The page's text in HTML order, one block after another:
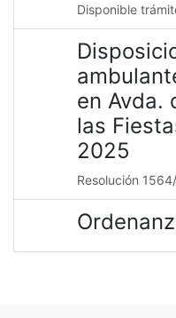
Disponible
en Avda.
las
2025
Resolución